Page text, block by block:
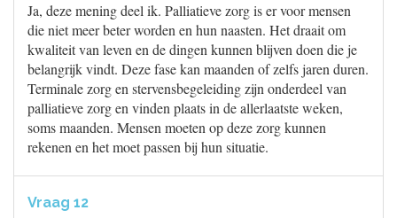
Ja, deze mening deel ik. Palliatieve zorg is er voor mensen
die niet meer beter worden en hun naasten. Het draait om
kwaliteit van leven en de dingen kunnen blijven doen die je
belangrijk vindt. Deze fase kan maanden of zelfs jaren duren.
Terminale zorg en stervensbegeleiding zijn onderdeel van
palliatieve zorg en vinden plaats in de allerlaatste weken,
soms maanden. Mensen moeten op deze zorg kunnen
rekenen en het moet passen bij hun situatie.
Vraag 12